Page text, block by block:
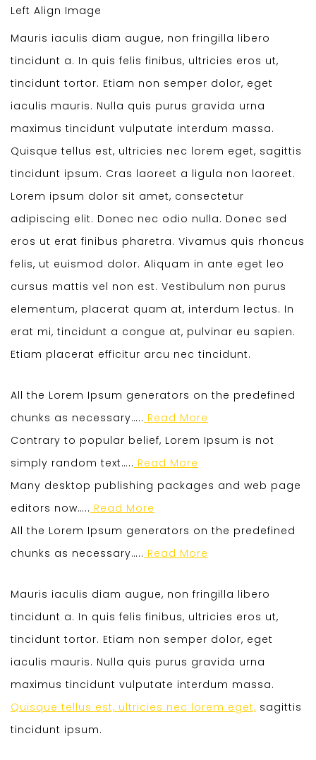
Left Align Image
Mauris iaculis diam augue, non fringilla libero
tincidunt a. In quis felis finibus, ultricies eros ut,
tincidunt tortor. Etiam non semper dolor, eget
iaculis mauris. Nulla quis purus gravida urna
maximus tincidunt vulputate interdum massa.
Quisque tellus est, ultricies nec lorem eget, sagittis
tincidunt ipsum. Cras laoreet a ligula non laoreet.
Lorem ipsum dolor sit amet, consectetur
adipiscing elit. Donec nec odio nulla. Donec sed
eros ut erat finibus pharetra. Vivamus quis rhoncus
felis, ut euismod dolor. Aliquam in ante eget leo
cursus mattis vel non est. Vestibulum non purus
elementum, placerat quam at, interdum lectus. In
erat mi, tincidunt a congue at, pulvinar eu sapien.
Etiam placerat efficitur arcu nec tincidunt.
All the Lorem Ipsum generators on the predefined
chunks as necessary….. Read More
Contrary to popular belief, Lorem Ipsum is not
simply random text….. Read More
Many desktop publishing packages and web page
editors now….. Read More
All the Lorem Ipsum generators on the predefined
chunks as necessary….. Read More
Mauris iaculis diam augue, non fringilla libero
tincidunt a. In quis felis finibus, ultricies eros ut,
tincidunt tortor. Etiam non semper dolor, eget
iaculis mauris. Nulla quis purus gravida urna
maximus tincidunt vulputate interdum massa.
Quisque tellus est, ultricies nec lorem eget, sagittis
tincidunt ipsum.